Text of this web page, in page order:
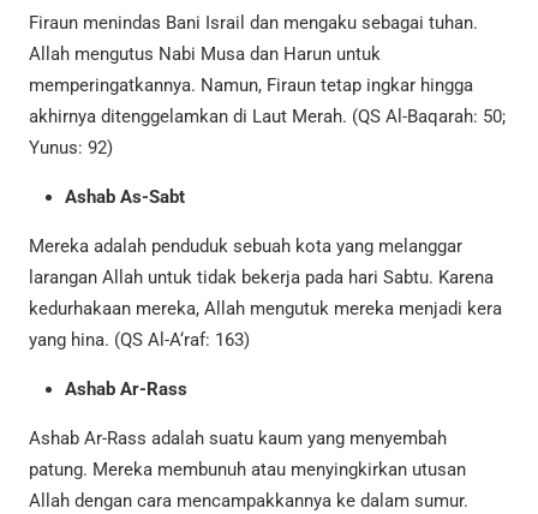
Firaun menindas Bani Israil dan mengaku sebagai tuhan.
Allah mengutus Nabi Musa dan Harun untuk
memperingatkannya. Namun, Firaun tetap ingkar hingga
akhirnya ditenggelamkan di Laut Merah. (QS Al-Baqarah: 50;
Yunus: 92)
Ashab As-Sabt
Mereka adalah penduduk sebuah kota yang melanggar
larangan Allah untuk tidak bekerja pada hari Sabtu. Karena
kedurhakaan mereka, Allah mengutuk mereka menjadi kera
yang hina. (QS Al-A‘raf: 163)
Ashab Ar-Rass
Ashab Ar-Rass adalah suatu kaum yang menyembah
patung. Mereka membunuh atau menyingkirkan utusan
Allah dengan cara mencampakkannya ke dalam sumur.